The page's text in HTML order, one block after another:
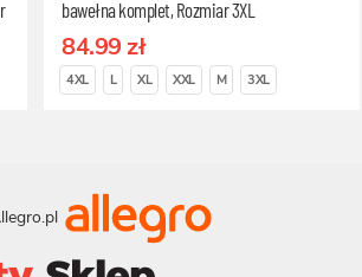
bawełna komplet, Rozmiar 3XL
84.99 zł
4XL L XL XXL M 3XL